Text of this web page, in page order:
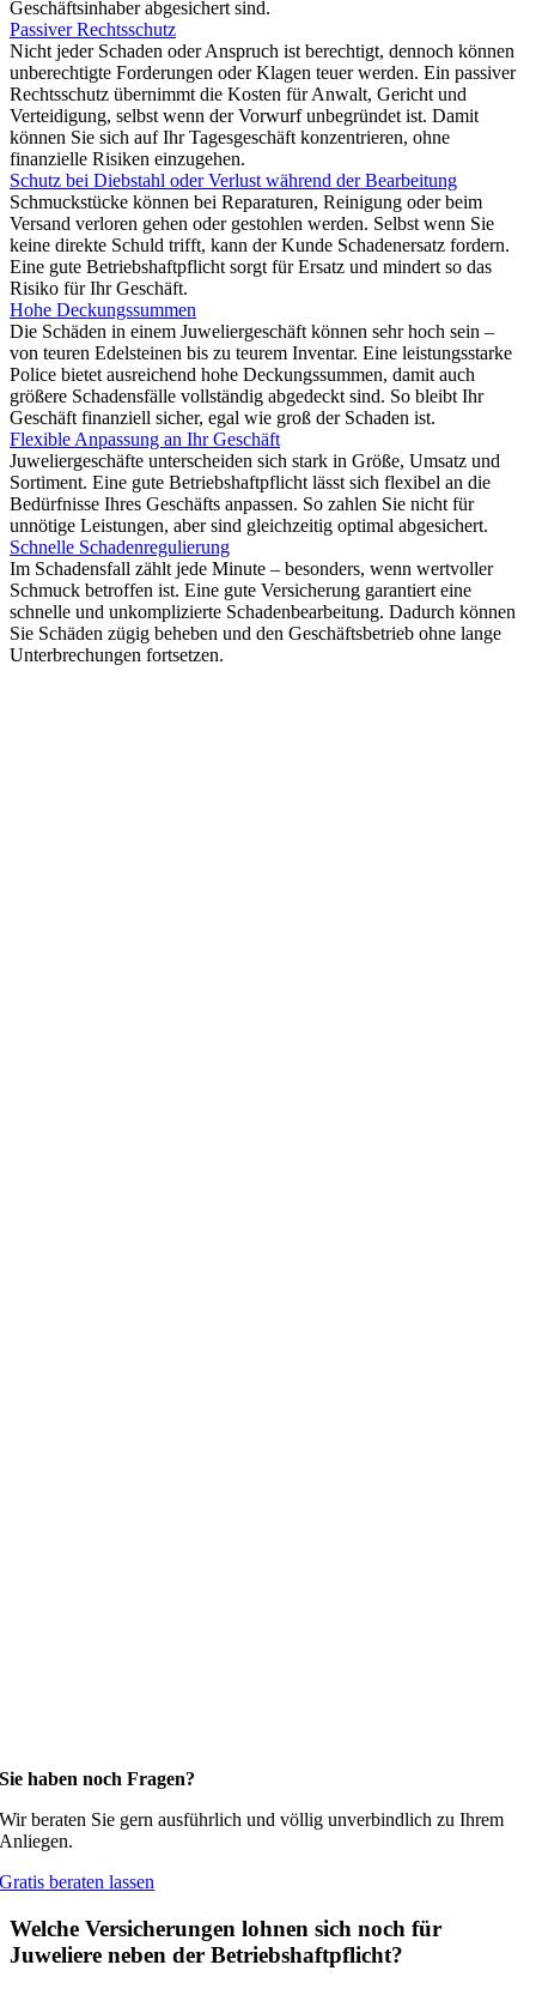
Geschäftsinhaber abgesichert sind.
Passiver Rechtsschutz
Nicht jeder Schaden oder Anspruch ist berechtigt, dennoch können
unberechtigte Forderungen oder Klagen teuer werden. Ein passiver
Rechtsschutz übernimmt die Kosten für Anwalt, Gericht und
Verteidigung, selbst wenn der Vorwurf unbegründet ist. Damit
können Sie sich auf Ihr Tagesgeschäft konzentrieren, ohne
finanzielle Risiken einzugehen.
Schutz bei Diebstahl oder Verlust während der Bearbeitung
Schmuckstücke können bei Reparaturen, Reinigung oder beim
Versand verloren gehen oder gestohlen werden. Selbst wenn Sie
keine direkte Schuld trifft, kann der Kunde Schadenersatz fordern.
Eine gute Betriebshaftpflicht sorgt für Ersatz und mindert so das
Risiko für Ihr Geschäft.
Hohe Deckungssummen
Die Schäden in einem Juweliergeschäft können sehr hoch sein –
von teuren Edelsteinen bis zu teurem Inventar. Eine leistungsstarke
Police bietet ausreichend hohe Deckungssummen, damit auch
größere Schadensfälle vollständig abgedeckt sind. So bleibt Ihr
Geschäft finanziell sicher, egal wie groß der Schaden ist.
Flexible Anpassung an Ihr Geschäft
Juweliergeschäfte unterscheiden sich stark in Größe, Umsatz und
Sortiment. Eine gute Betriebshaftpflicht lässt sich flexibel an die
Bedürfnisse Ihres Geschäfts anpassen. So zahlen Sie nicht für
unnötige Leistungen, aber sind gleichzeitig optimal abgesichert.
Schnelle Schadenregulierung
Im Schadensfall zählt jede Minute – besonders, wenn wertvoller
Schmuck betroffen ist. Eine gute Versicherung garantiert eine
schnelle und unkomplizierte Schadenbearbeitung. Dadurch können
Sie Schäden zügig beheben und den Geschäftsbetrieb ohne lange
Unterbrechungen fortsetzen.
Sie haben noch Fragen?
Wir beraten Sie gern ausführlich und völlig unverbindlich zu Ihrem
Anliegen.
Gratis beraten lassen
Welche Versicherungen lohnen sich noch für
Juweliere neben der Betriebshaftpflicht?